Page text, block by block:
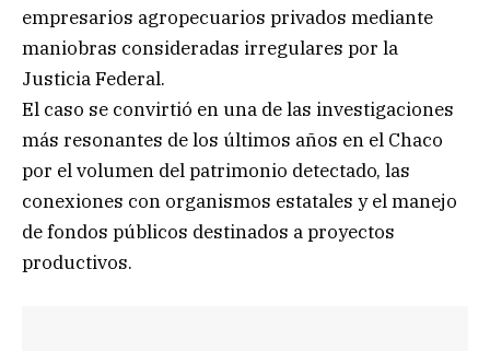
empresarios agropecuarios privados mediante
maniobras consideradas irregulares por la
Justicia Federal.
El caso se convirtió en una de las investigaciones
más resonantes de los últimos años en el Chaco
por el volumen del patrimonio detectado, las
conexiones con organismos estatales y el manejo
de fondos públicos destinados a proyectos
productivos.